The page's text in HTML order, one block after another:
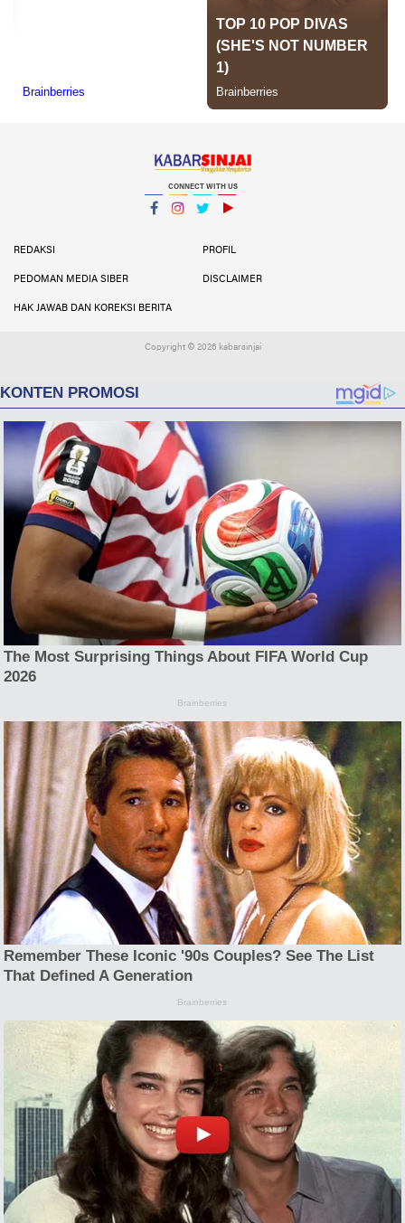
CONNECT WITH US
REDAKSI
PROFIL
PEDOMAN MEDIA SIBER DISCLAIMER
HAK JAWAB DAN KOREKSI BERITA
Copyright © 2026 kabarsinjai